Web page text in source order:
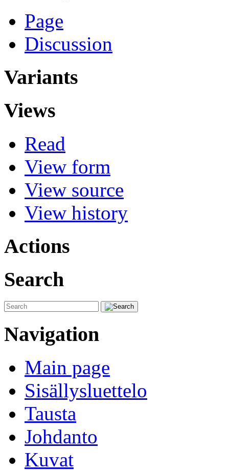
Page
Discussion
Variants
Views
Read
View form
View source
View history
Actions
Search
Navigation
Main page
Sisällysluettelo
Tausta
Johdanto
Kuvat